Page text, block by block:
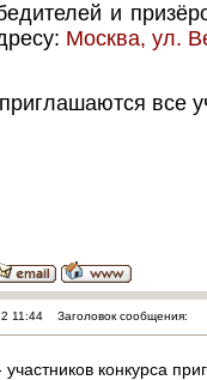
и
Москва, ул.
все
11:44 Заголовок сообщения:
конкурса